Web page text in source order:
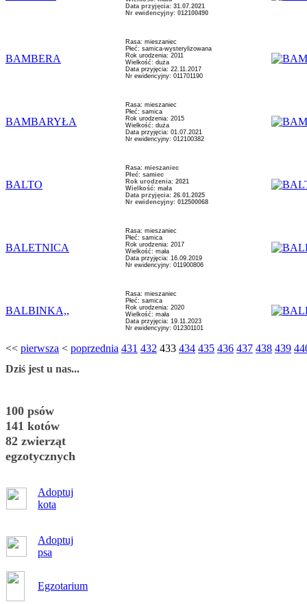
Data przyjęcia: 31.07.2021
Nr ewidencyjny: 012100490
BAMBERA
Rasa: mieszaniec
Płeć: samica-wysterylizowana
Rok urodzenia: 2011
Wielkość: duża
Data przyjęcia: 22.11.2017
Nr ewidencyjny: 011701190
BAMBARYŁA
Rasa: mieszaniec
Płeć: samica
Rok urodzenia: 2015
Wielkość: duża
Data przyjęcia: 01.07.2021
Nr ewidencyjny: 012100382
BALTO
Rasa: mieszaniec
Płeć: samiec
Rok urodzenia: 2021
Wielkość: mała
Data przyjęcia: 26.01.2025
Nr ewidencyjny: 012500068
BALETNICA
Rasa: mieszaniec
Płeć: samica
Rok urodzenia: 2017
Wielkość: mała
Data przyjęcia: 16.09.2019
Nr ewidencyjny: 011900806
BALBINKA,,
Rasa: mieszaniec
Płeć: samica
Rok urodzenia: 2020
Wielkość: mała
Data przyjęcia: 19.11.2023
Nr ewidencyjny: 012301101
<< pierwsza < poprzednia 431 432 433 434 435 436 437 438 439
Dziś jest u nas...
100 psów
141 kotów
82 zwierząt
egzotycznych
Adoptuj
kota
Adoptuj
psa
Egzotarium